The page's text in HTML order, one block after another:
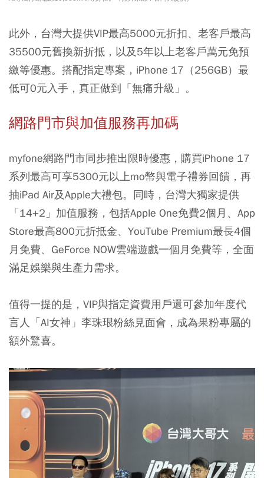
此外，台灣大提供VIP最高5000元折扣、老客戶最高
35500元舊換新折抵，以及5年以上老客戶萬元免預
繳等優惠。搭配指定專案，iPhone 17（256GB）最
低可0元入手，真正做到「無痛升級」。
網路門市與加值服務再加碼
myfone網路門市同步推出限時優惠，購買iPhone 17
系列最高可享5300元以上mo幣與電子禮券回饋，再
抽iPad Air及Apple大禮包。同時，台灣大獨家提供
「14+2」加值服務，包括Apple One免費2個月、App
Store最高800元折抵金、YouTube Premium最長4個
月免費、GeForce NOW雲端遊戲一個月免費等，全面
滿足娛樂與生產力需求。
值得一提的是，VIP與指定資費用戶還可參加年度代
言人「AI女神」李珠珢粉絲見面會，成為果粉專屬的
額外驚喜。